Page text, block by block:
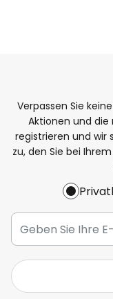
Verpassen Sie
Aktionen und
registrieren und wir
zu, den Sie bei